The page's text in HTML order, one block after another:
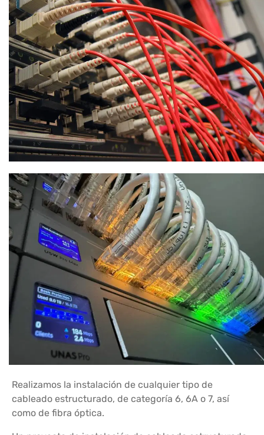
Realizamos la instalación de cualquier tipo de
cableado estructurado, de categoría 6, 6A o 7, así
como de fibra óptica.